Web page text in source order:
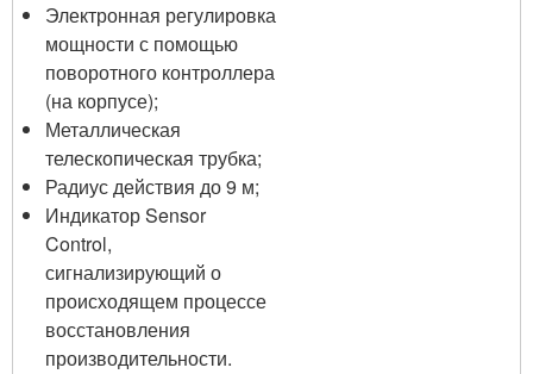
Электронная регулировка
мощности с помощью
поворотного контроллера
(на корпусе);
Металлическая
телескопическая трубка;
Радиус действия до 9 м;
Индикатор Sensor
Control,
сигнализирующий о
происходящем процессе
восстановления
производительности.